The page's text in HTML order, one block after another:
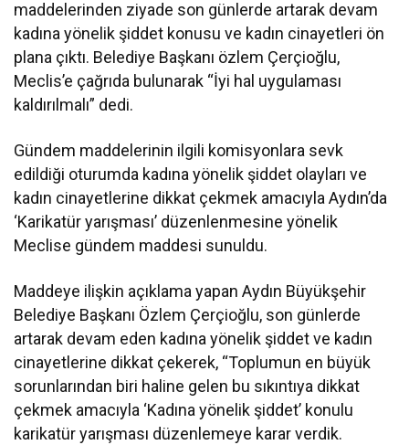
maddelerinden ziyade son günlerde artarak devam
kadına yönelik şiddet konusu ve kadın cinayetleri ön
plana çıktı. Belediye Başkanı özlem Çerçioğlu,
Meclis’e çağrıda bulunarak “İyi hal uygulaması
kaldırılmalı” dedi.
Gündem maddelerinin ilgili komisyonlara sevk
edildiği oturumda kadına yönelik şiddet olayları ve
kadın cinayetlerine dikkat çekmek amacıyla Aydın’da
‘Karikatür yarışması’ düzenlenmesine yönelik
Meclise gündem maddesi sunuldu.
Maddeye ilişkin açıklama yapan Aydın Büyükşehir
Belediye Başkanı Özlem Çerçioğlu, son günlerde
artarak devam eden kadına yönelik şiddet ve kadın
cinayetlerine dikkat çekerek, “Toplumun en büyük
sorunlarından biri haline gelen bu sıkıntıya dikkat
çekmek amacıyla ‘Kadına yönelik şiddet’ konulu
karikatür yarışması düzenlemeye karar verdik.